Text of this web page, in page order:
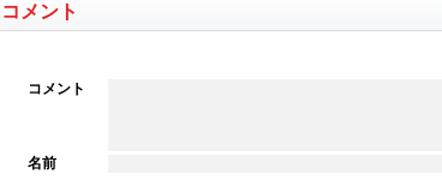
コメント
コメント
名前